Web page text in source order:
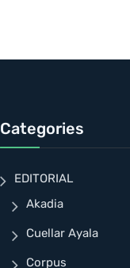
Categories
EDITORIAL
Akadia
Cuellar Ayala
Corpus